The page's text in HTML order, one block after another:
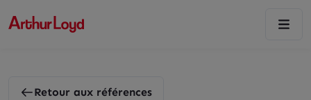
Retour aux références